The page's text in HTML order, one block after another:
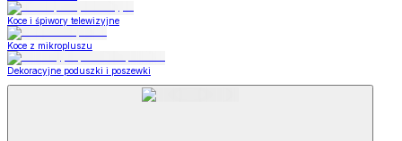
Koce i śpiwory telewizyjne
Koce z mikropluszu
Dekoracyjne poduszki i poszewki